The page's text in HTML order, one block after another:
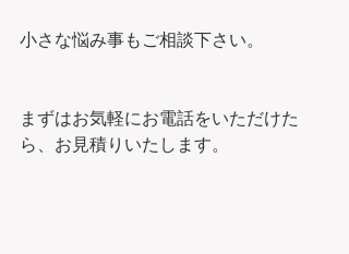
小さな悩み事もご相談下さい。
まずはお気軽にお電話をいただけた
ら、お見積りいたします。